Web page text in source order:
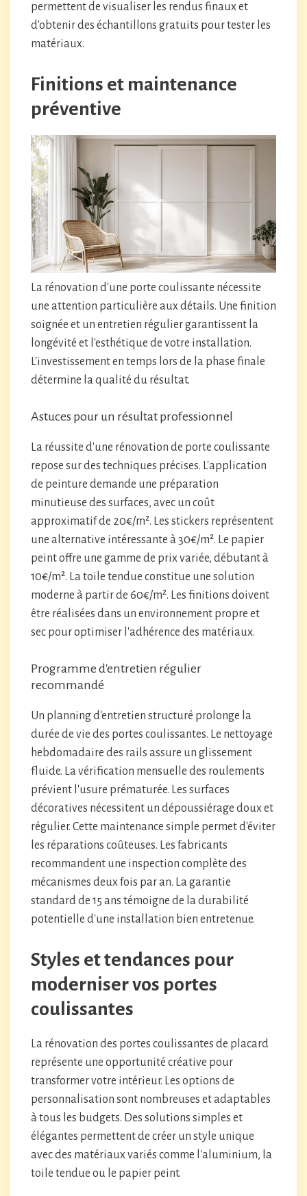
permettent de visualiser les rendus finaux et
d'obtenir des échantillons gratuits pour tester les
matériaux.
Finitions et maintenance
préventive
La rénovation d'une porte coulissante nécessite
une attention particulière aux détails. Une finition
soignée et un entretien régulier garantissent la
longévité et l'esthétique de votre installation.
L'investissement en temps lors de la phase finale
détermine la qualité du résultat.
Astuces pour un résultat professionnel
La réussite d'une rénovation de porte coulissante
repose sur des techniques précises. L'application
de peinture demande une préparation
minutieuse des surfaces, avec un coût
approximatif de 20€/m². Les stickers représentent
une alternative intéressante à 30€/m². Le papier
peint offre une gamme de prix variée, débutant à
10€/m². La toile tendue constitue une solution
moderne à partir de 60€/m². Les finitions doivent
être réalisées dans un environnement propre et
sec pour optimiser l'adhérence des matériaux.
Programme d'entretien régulier
recommandé
Un planning d'entretien structuré prolonge la
durée de vie des portes coulissantes. Le nettoyage
hebdomadaire des rails assure un glissement
fluide. La vérification mensuelle des roulements
prévient l'usure prématurée. Les surfaces
décoratives nécessitent un dépoussiérage doux et
régulier. Cette maintenance simple permet d'éviter
les réparations coûteuses. Les fabricants
recommandent une inspection complète des
mécanismes deux fois par an. La garantie
standard de 15 ans témoigne de la durabilité
potentielle d'une installation bien entretenue.
Styles et tendances pour
moderniser vos portes
coulissantes
La rénovation des portes coulissantes de placard
représente une opportunité créative pour
transformer votre intérieur. Les options de
personnalisation sont nombreuses et adaptables
à tous les budgets. Des solutions simples et
élégantes permettent de créer un style unique
avec des matériaux variés comme l'aluminium, la
toile tendue ou le papier peint.